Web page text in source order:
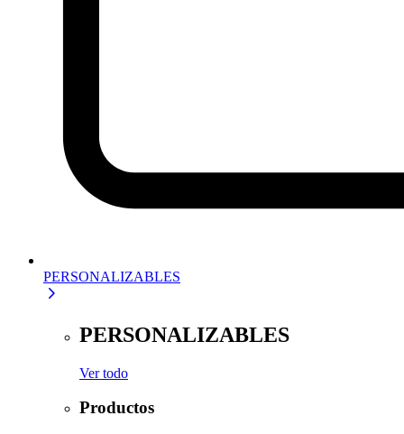
PERSONALIZABLES
PERSONALIZABLES
Ver todo
Productos